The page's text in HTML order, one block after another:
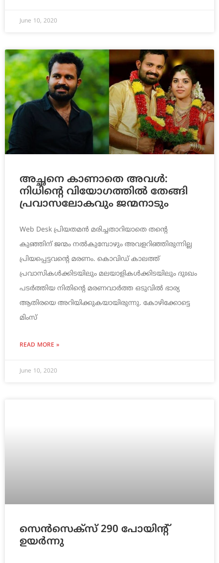
June 10, 2020
അച്ഛനെ കാണാതെ അവള്‍:
നിധിന്‍റെ വിയോഗത്തില്‍ തേങ്ങി
പ്രവാസലോകവും ജന്മനാടും
Web Desk പ്രിയതമന്‍ മരിച്ചതാറിയാതെ തന്‍റെ
കുഞ്ഞിന് ജന്മം നല്‍കുമ്പോഴും അവളറിഞ്ഞിരുന്നില്ല
പ്രിയപ്പെട്ടവന്‍റെ മരണം. കൊവിഡ് കാലത്ത്
പ്രവാസികൾക്കിടയിലും മലയാളികൾക്കിടയിലും ​ദുഃഖം
പടർത്തിയ നിതിന്‍റെ മരണവാർത്ത ഒടുവിൽ ഭാര്യ
ആതിരയെ അറിയിക്കുകയായിരുന്നു. കോഴിക്കോട്ടെ
മിംസ്
READ MORE »
June 10, 2020
സെന്‍സെക്‌സ്‌ 290 പോയിന്റ്‌
ഉയര്‍ന്നു